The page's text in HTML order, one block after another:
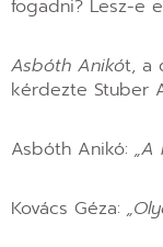
fogadni? Lesz-e
Asbóth Anikót, a
kérdezte Stuber
Asbóth Anikó: „A
Kovács Géza: